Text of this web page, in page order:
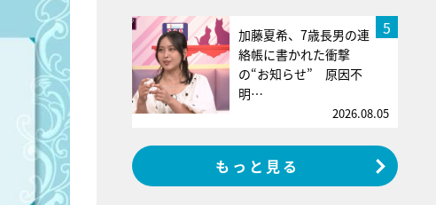
5
加藤夏希、7歳長男の連
絡帳に書かれた衝撃
の“お知らせ” 原因不
明…
2026.08.05
もっと見る